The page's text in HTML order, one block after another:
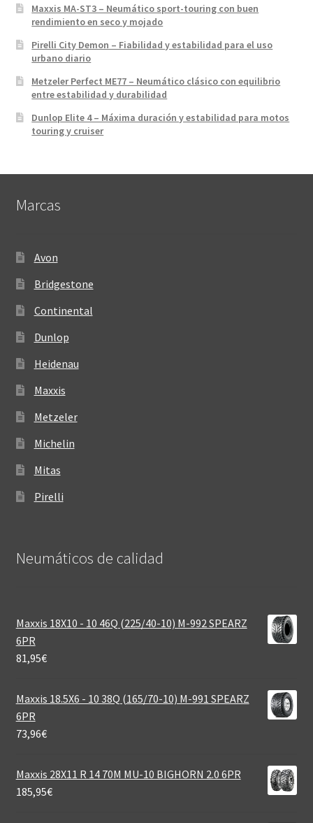
Maxxis MA-ST3 – Neumático sport-touring con buen
rendimiento en seco y mojado
Pirelli City Demon – Fiabilidad y estabilidad para el uso
urbano diario
Metzeler Perfect ME77 – Neumático clásico con equilibrio
entre estabilidad y durabilidad
Dunlop Elite 4 – Máxima duración y estabilidad para motos
touring y cruiser
Marcas
Avon
Bridgestone
Continental
Dunlop
Heidenau
Maxxis
Metzeler
Michelin
Mitas
Pirelli
Neumáticos de calidad‎
Maxxis 18X10 - 10 46Q (225/40-10) M-992 SPEARZ
6PR
81,95€
Maxxis 18.5X6 - 10 38Q (165/70-10) M-991 SPEARZ
6PR
73,96€
Maxxis 28X11 R 14 70M MU-10 BIGHORN 2.0 6PR
185,95€